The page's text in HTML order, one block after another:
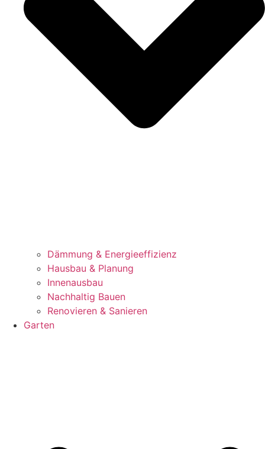
Dämmung & Energieeffizienz
Hausbau & Planung
Innenausbau
Nachhaltig Bauen
Renovieren & Sanieren
Garten